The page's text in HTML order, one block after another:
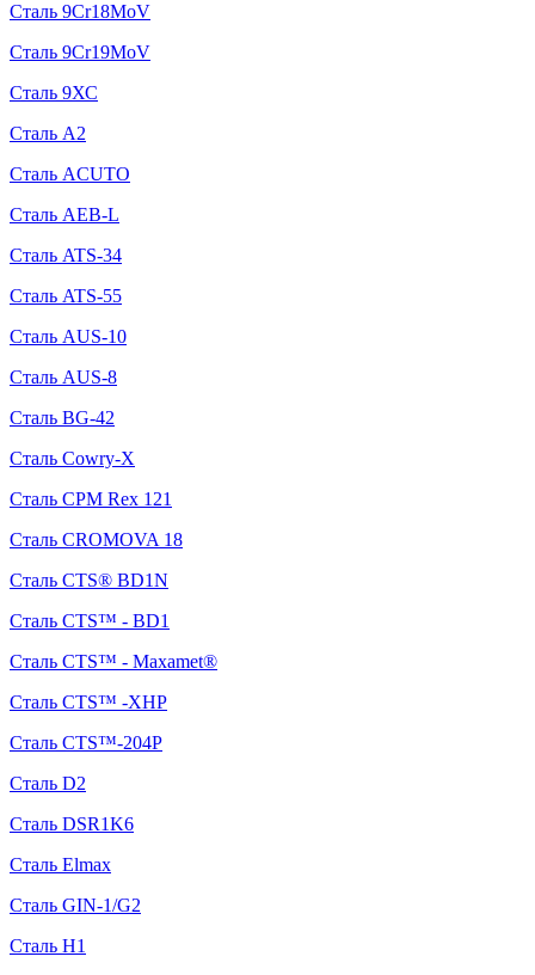
Сталь 9Cr18MoV
Сталь 9Cr19MoV
Сталь 9ХС
Сталь A2
Сталь ACUTO
Сталь AEB-L
Сталь ATS-34
Сталь ATS-55
Сталь AUS-10
Сталь AUS-8
Сталь BG-42
Сталь Cowry-X
Сталь CPM Rex 121
Сталь CROMOVA 18
Сталь CTS® BD1N
Сталь CTS™ - BD1
Сталь CTS™ - Maxamet®
Сталь CTS™ -XHP
Сталь CTS™-204P
Сталь D2
Сталь DSR1K6
Сталь Elmax
Сталь GIN-1/G2
Сталь H1